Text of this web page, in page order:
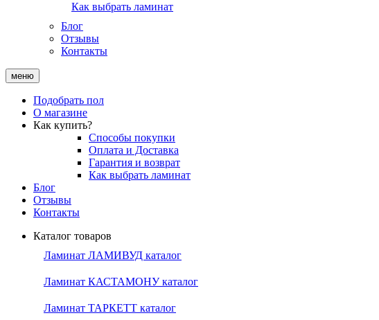
Как выбрать ламинат
Блог
Отзывы
Контакты
меню
Подобрать пол
О магазине
Как купить?
Способы покупки
Оплата и Доставка
Гарантия и возврат
Как выбрать ламинат
Блог
Отзывы
Контакты
Каталог товаров
Ламинат ЛАМИВУД каталог
Ламинат КАСТАМОНУ каталог
Ламинат ТАРКЕТТ каталог